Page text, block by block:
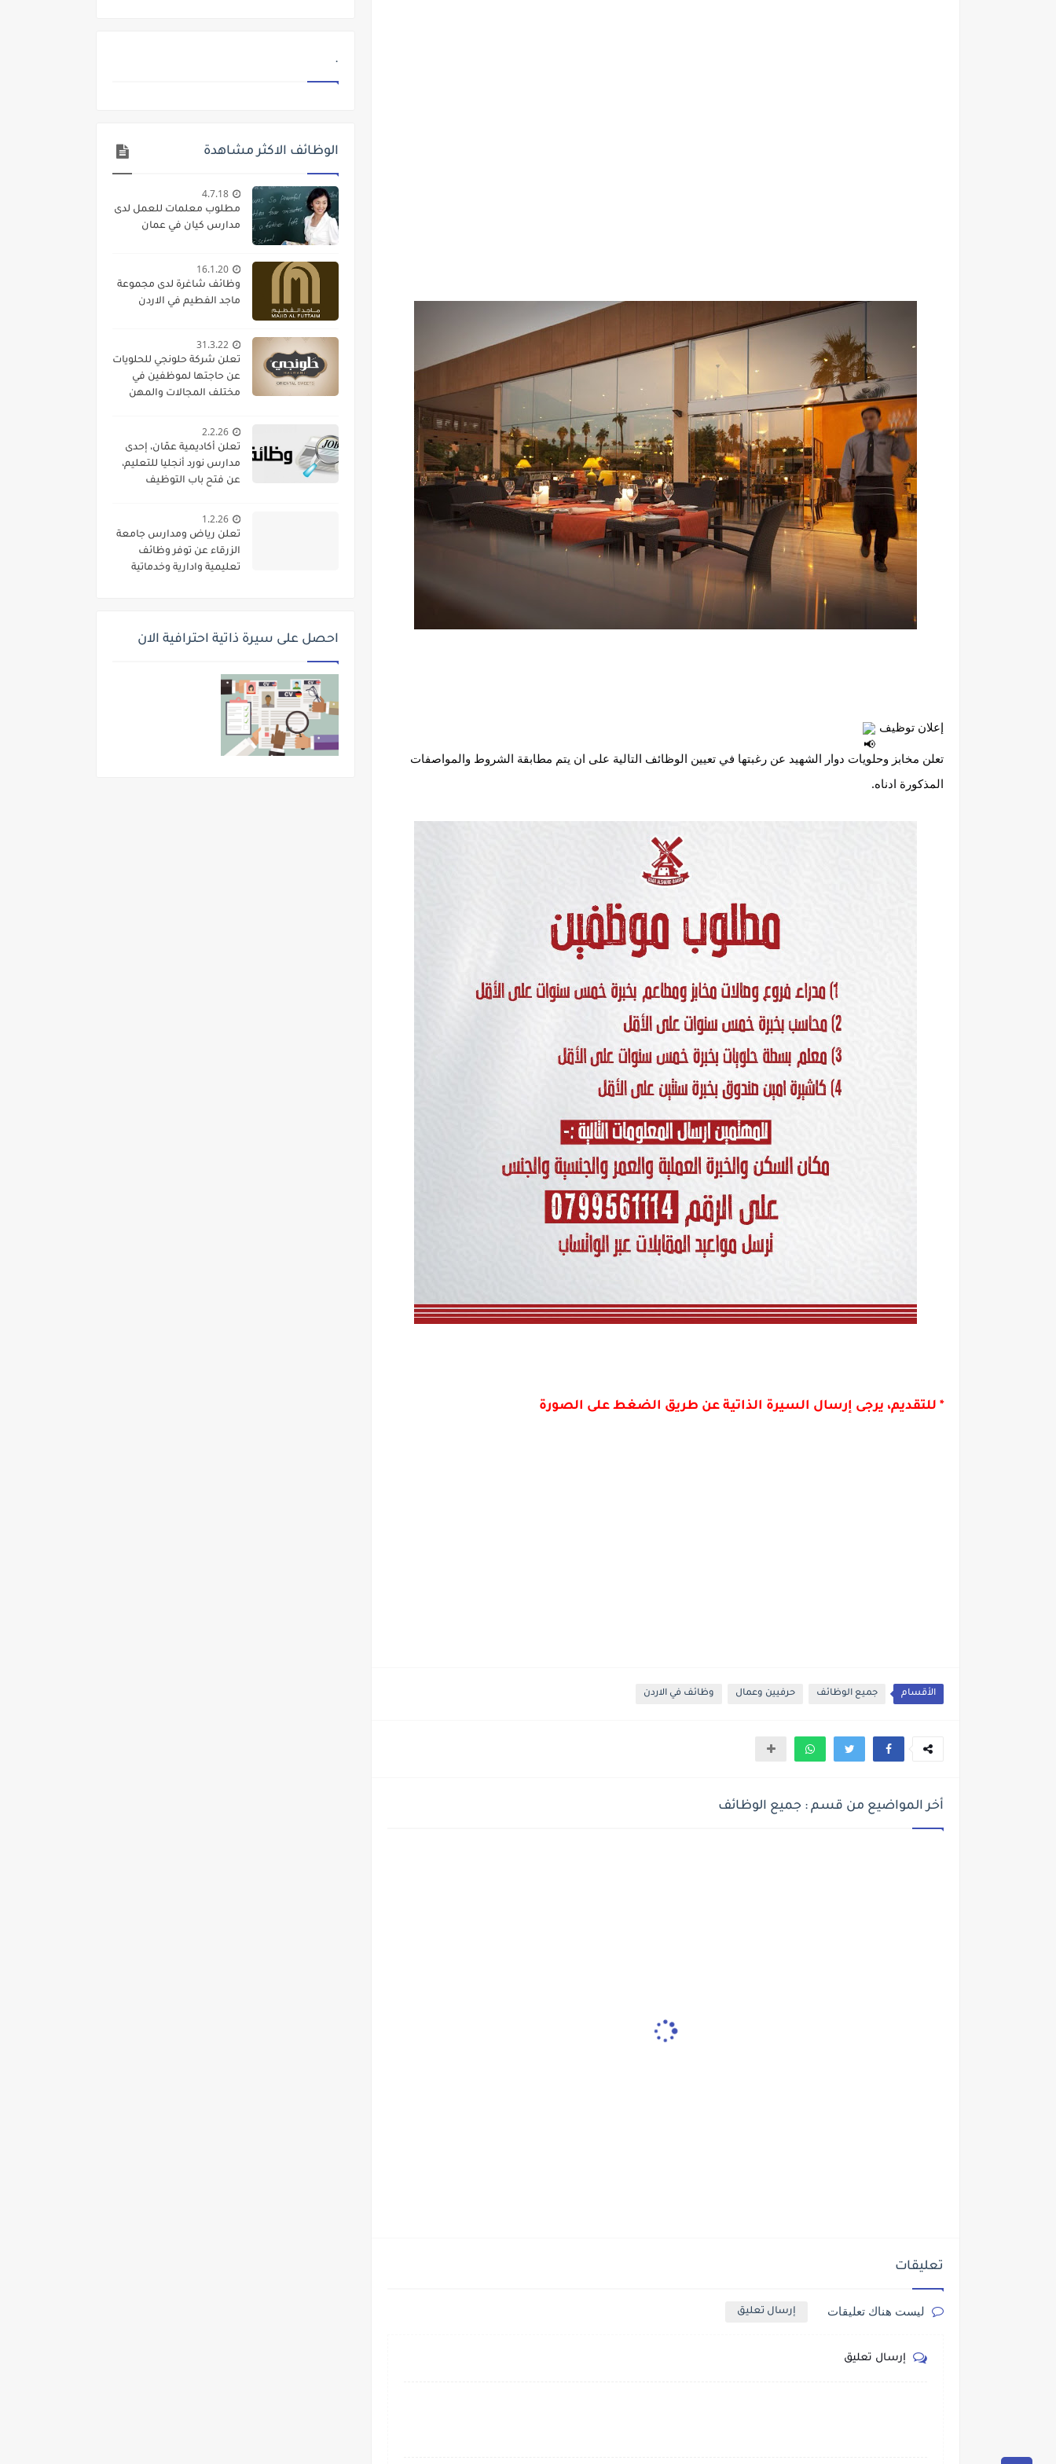
إعلان توظيف
تعلن مخابز وحلويات دوار الشهيد عن رغبتها في تعيين الوظائف التالية على ان يتم مطابقة الشروط والمواصفات
المذكورة ادناه.
* للتقديم، يرجى إرسال السيرة الذاتية عن طريق الضغط على الصورة
الأقسام جميع الوظائف حرفيين وعمال وظائف في الاردن
أخر المواضيع من قسم : جميع الوظائف
تعليقات
ليست هناك تعليقات إرسال تعليق
إرسال تعليق
.
الوظائف الاكثر مشاهدة
4.7.18
مطلوب معلمات للعمل لدى
مدارس كيان في عمان
16.1.20
وظائف شاغرة لدى مجموعة
ماجد الفطيم في الاردن
31.3.22
تعلن شركة حلونجي للحلويات
عن حاجتها لموظفين في
مختلف المجالات والمهن
2.2.26
تعلن أكاديمية عمّان، إحدى
مدارس نورد أنجليا للتعليم،
عن فتح باب التوظيف
متميزة للانضمام إلى فريقها
الأكاديمي
1.2.26
تعلن رياض ومدارس جامعة
الزرقاء عن توفر وظائف
تعليمية وادارية وخدماتية
احصل على سيرة ذاتية احترافية الان